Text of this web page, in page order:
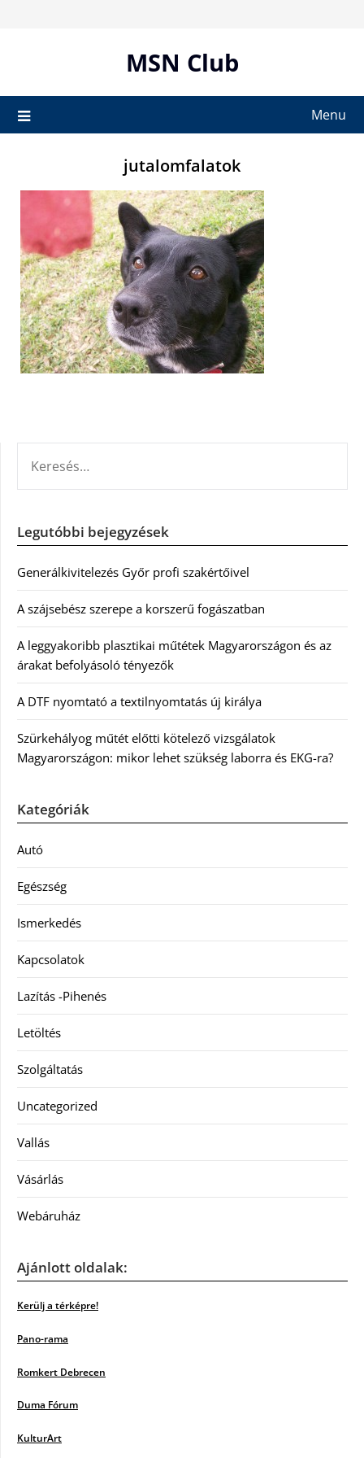
MSN Club
Menu
jutalomfalatok
Legutóbbi bejegyzések
Generálkivitelezés Győr profi szakértőivel
A szájsebész szerepe a korszerű fogászatban
A leggyakoribb plasztikai műtétek Magyarországon és az
árakat befolyásoló tényezők
A DTF nyomtató a textilnyomtatás új királya
Szürkehályog műtét előtti kötelező vizsgálatok
Magyarországon: mikor lehet szükség laborra és EKG-ra?
Kategóriák
Autó
Egészség
Ismerkedés
Kapcsolatok
Lazítás -Pihenés
Letöltés
Szolgáltatás
Uncategorized
Vallás
Vásárlás
Webáruház
Ajánlott oldalak:
Kerülj a térképre!
Pano-rama
Romkert Debrecen
Duma Fórum
KulturArt